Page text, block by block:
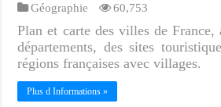
Géographie 60,753
Plan et carte des villes de France,
départements, des sites
régions françaises avec villages.
Plus d Informations »